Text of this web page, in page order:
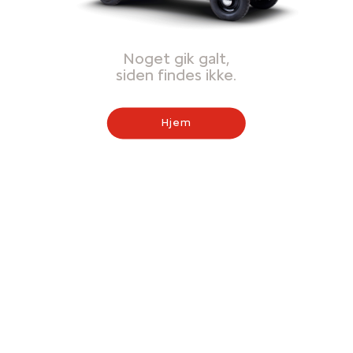
Noget gik galt,
siden findes ikke.
Hjem